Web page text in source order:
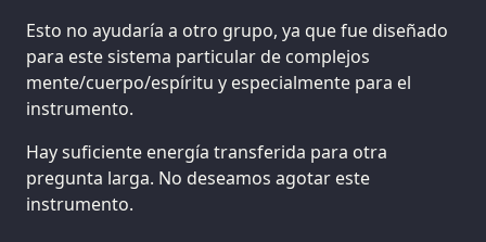
Esto no ayudaría a otro grupo, ya que fue diseñado
para este sistema particular de complejos
mente/cuerpo/espíritu y especialmente para el
instrumento.
Hay suficiente energía transferida para otra
pregunta larga. No deseamos agotar este
instrumento.